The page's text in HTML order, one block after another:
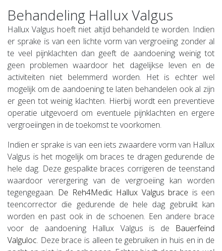
Behandeling Hallux Valgus
Hallux Valgus hoeft niet altijd behandeld te worden. Indien
er sprake is van een lichte vorm van vergroeiing zonder al
te veel pijnklachten dan geeft de aandoening weinig tot
geen problemen waardoor het dagelijkse leven en de
activiteiten niet belemmerd worden. Het is echter wel
mogelijk om de aandoening te laten behandelen ook al zijn
er geen tot weinig klachten. Hierbij wordt een preventieve
operatie uitgevoerd om eventuele pijnklachten en ergere
vergroeiingen in de toekomst te voorkomen.
Indien er sprake is van een iets zwaardere vorm van Hallux
Valgus is het mogelijk om braces te dragen gedurende de
hele dag. Deze gespalkte braces corrigeren de teenstand
waardoor verergering van de vergroeiing kan worden
tegengegaan. De Reh4Medic Hallux Valgus brace is een
teencorrector die gedurende de hele dag gebruikt kan
worden en past ook in de schoenen. Een andere brace
voor de aandoening Hallux Valgus is de Bauerfeind
Valguloc. Deze brace is alleen te gebruiken in huis en in de